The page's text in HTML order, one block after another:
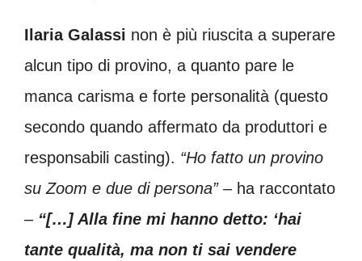
Ilaria Galassi non è più riuscita a superare
alcun tipo di provino, a quanto pare le
manca carisma e forte personalità (questo
secondo quando affermato da produttori e
responsabili casting). “Ho fatto un provino
su Zoom e due di persona”– ha raccontato
– “[…] Alla fine mi hanno detto: ‘hai
tante qualità, ma non ti sai vendere